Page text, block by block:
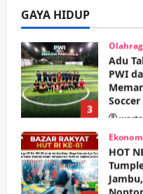
GAYA HIDUP
3
4
HOT